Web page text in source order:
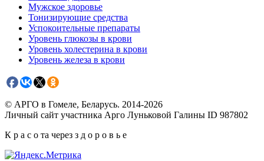
Мужское здоровье
Тонизирующие средства
Успокоительные препараты
Уровень глюкозы в крови
Уровень холестерина в крови
Уровень железа в крови
© АРГО в Гомеле, Беларусь. 2014-2026
Личный сайт участника Арго Луньковой Галины ID 987802
К р а с о та через з д о р о в ь е